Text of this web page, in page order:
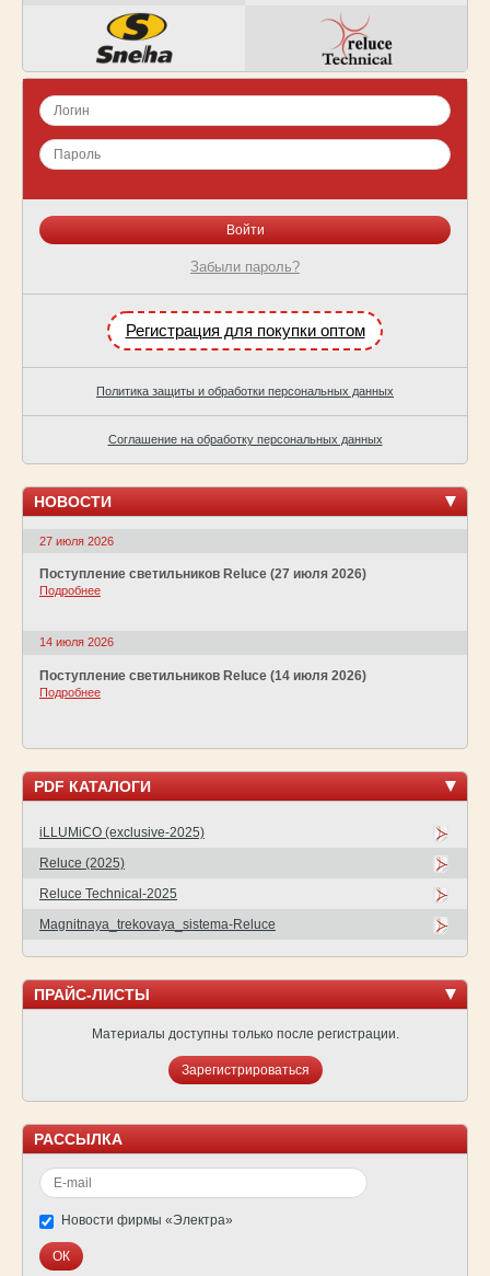
Забыли пароль?
Регистрация для покупки оптом
Политика защиты и обработки персональных данных
Соглашение на обработку персональных данных
НОВОСТИ
27 июля 2026
Поступление светильников Reluce (27 июля 2026)
Подробнее
14 июля 2026
Поступление светильников Reluce (14 июля 2026)
Подробнее
PDF КАТАЛОГИ
iLLUMiCO (exclusive-2025)
Reluce (2025)
Reluce Technical-2025
Magnitnaya_trekovaya_sistema-Reluce
ПРАЙС-ЛИСТЫ
Материалы доступны только после регистрации.
Зарегистрироваться
РАССЫЛКА
Новости фирмы «Электра»